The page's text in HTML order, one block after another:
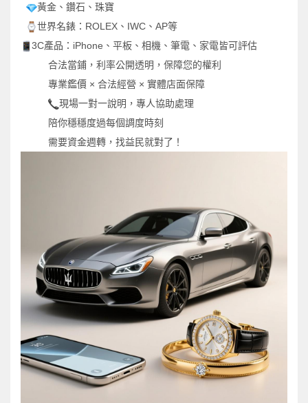
黃金、鑽石、珠寶
世界名錶： ROLEX 、 IWC 、 AP等
3C產品： iPhone 、平板、相機、筆電、家電皆可評估
合法當鋪，利率公開透明，保障您的權利
專業鑑價 × 合法經營 × 實體店面保障
現場一對一說明，專人協助處理
陪你穩穩度過每個調度時刻
需要資金週轉，找益民就對了！